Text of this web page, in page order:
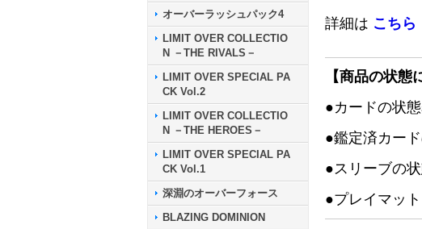
オーバーラッシュパック4
LIMIT OVER COLLECTIO
N －THE RIVALS－
LIMIT OVER SPECIAL PA
CK Vol.2
LIMIT OVER COLLECTIO
N －THE HEROES－
LIMIT OVER SPECIAL PA
CK Vol.1
深淵のオーバーフォース
BLAZING DOMINION
詳細は こちら
【商品の状態
●カードの状
●鑑定済カー
●スリーブの
●プレイマッ